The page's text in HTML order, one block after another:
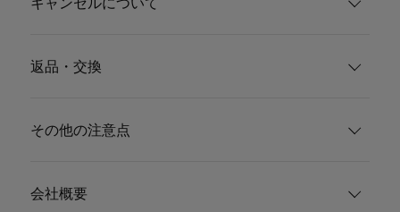
返品・交換
その他の注意点
会社概要